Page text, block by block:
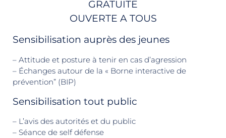
GRATUITE
OUVERTE A TOUS
Sensibilisation auprès des jeunes
– Attitude et posture à tenir en cas d’agression
– Échanges autour de la « Borne interactive de
prévention” (BIP)
Sensibilisation tout public
– L’avis des autorités et du public
– Séance de self défense